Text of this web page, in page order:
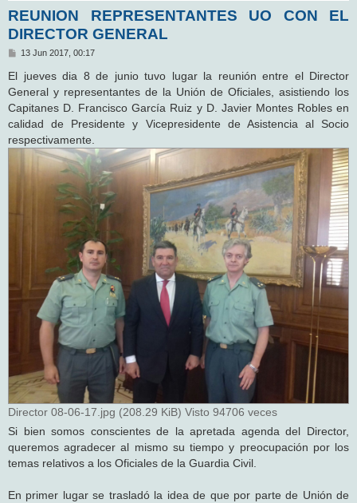
REUNION REPRESENTANTES UO CON EL
DIRECTOR GENERAL
M
n
s
a
e
13 Jun 2017, 00:17
El jueves dia 8 de junio tuvo lugar la reunión entre el Director
General y representantes de la Unión de Oficiales, asistiendo los
Capitanes D. Francisco García Ruiz y D. Javier Montes Robles en
calidad de Presidente y Vicepresidente de Asistencia al Socio
respectivamente.
Director 08-06-17.jpg (208.29 KiB) Visto 94706 veces
Si bien somos conscientes de la apretada agenda del Director,
queremos agradecer al mismo su tiempo y preocupación por los
temas relativos a los Oficiales de la Guardia Civil.
En primer lugar se trasladó la idea de que por parte de Unión de